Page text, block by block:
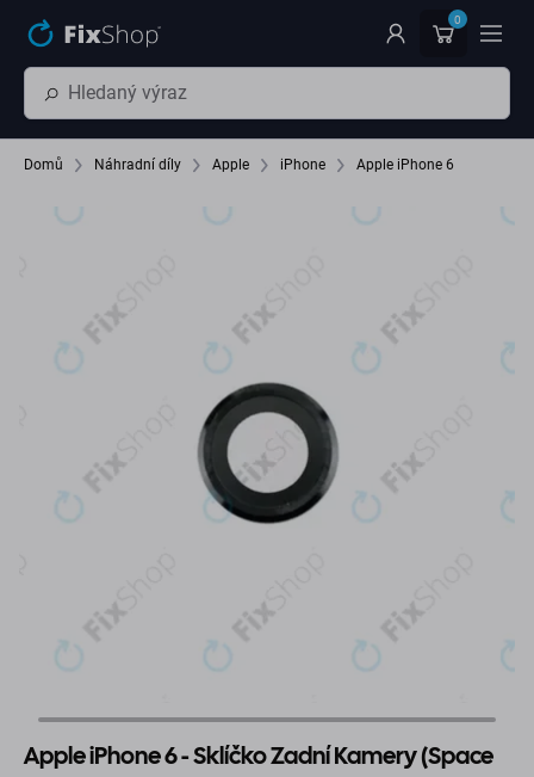
0
Domů Náhradní díly Apple iPhone Apple iPhone 6
Apple iPhone 6 - Sklíčko Zadní Kamery (Space